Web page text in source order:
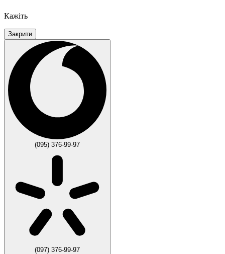
Кажіть
Закрити
(095) 376-99-97
(097) 376-99-97